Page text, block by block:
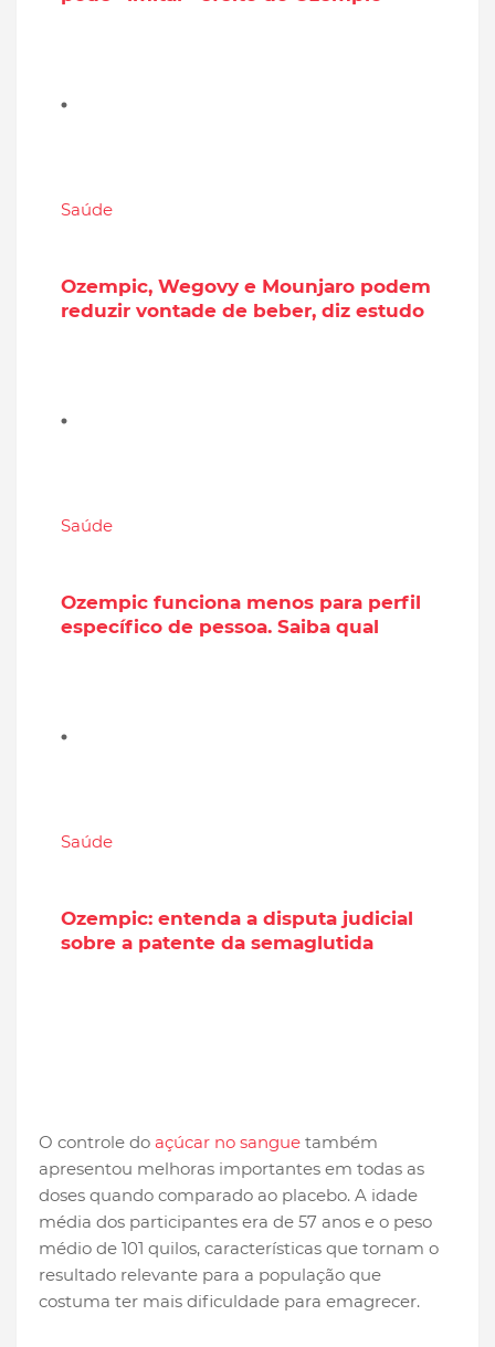
Saúde
Ozempic, Wegovy e Mounjaro podem
reduzir vontade de beber, diz estudo
Saúde
Ozempic funciona menos para perfil
específico de pessoa. Saiba qual
Saúde
Ozempic: entenda a disputa judicial
sobre a patente da semaglutida
O controle do açúcar no sangue também
apresentou melhoras importantes em todas as
doses quando comparado ao placebo. A idade
média dos participantes era de 57 anos e o peso
médio de 101 quilos, características que tornam o
resultado relevante para a população que
costuma ter mais dificuldade para emagrecer.